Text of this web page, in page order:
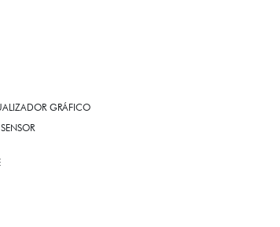
GRÁFICO